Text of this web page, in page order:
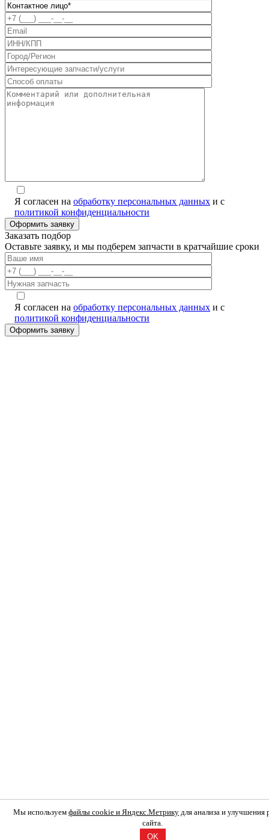
Я согласен на обработку персональных данных и с
политикой конфиденциальности
Заказать подбор
Оставьте заявку, и мы подберем запчасти в кратчайшие сроки
Я согласен на обработку персональных данных и с
политикой конфиденциальности
Мы используем файлы cookie и Яндекс.Метрику для анализа и улучшения
сайта.
OK